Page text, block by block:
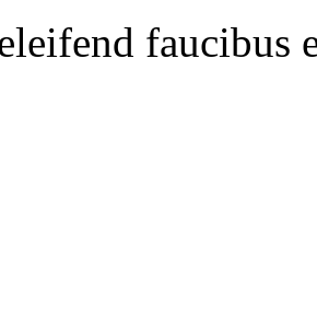
faucibus